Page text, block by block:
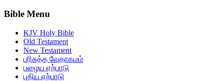
Bible Menu
KJV Holy Bible
Old Testament
New Testament
பரிசுத்த வேதாகமம்
பழைய ஏற்பாடு
புதிய ஏற்பாடு